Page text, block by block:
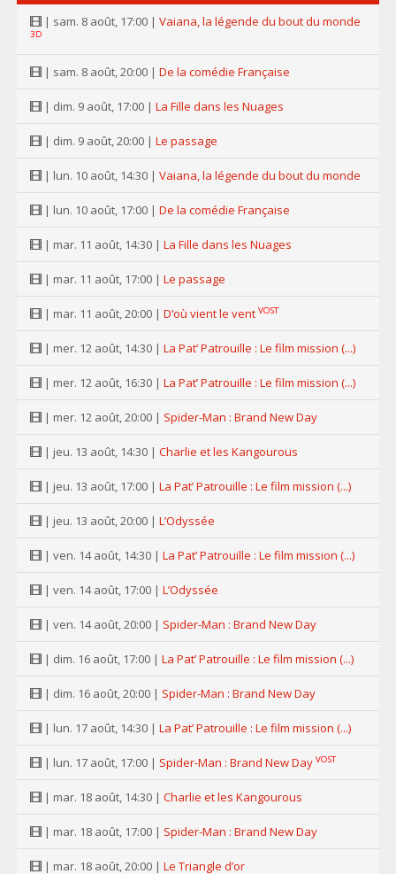
| sam. 8 août, 17:00 | Vaiana, la légende du bout du monde
3D
| sam. 8 août, 20:00 | De la comédie Française
| dim. 9 août, 17:00 | La Fille dans les Nuages
| dim. 9 août, 20:00 | Le passage
| lun. 10 août, 14:30 | Vaiana, la légende du bout du monde
| lun. 10 août, 17:00 | De la comédie Française
| mar. 11 août, 14:30 | La Fille dans les Nuages
| mar. 11 août, 17:00 | Le passage
| mar. 11 août, 20:00 | D’où vient le vent VOST
| mer. 12 août, 14:30 | La Pat’ Patrouille : Le film mission (...)
| mer. 12 août, 16:30 | La Pat’ Patrouille : Le film mission (...)
| mer. 12 août, 20:00 | Spider-Man : Brand New Day
| jeu. 13 août, 14:30 | Charlie et les Kangourous
| jeu. 13 août, 17:00 | La Pat’ Patrouille : Le film mission (...)
| jeu. 13 août, 20:00 | L’Odyssée
| ven. 14 août, 14:30 | La Pat’ Patrouille : Le film mission (...)
| ven. 14 août, 17:00 | L’Odyssée
| ven. 14 août, 20:00 | Spider-Man : Brand New Day
| dim. 16 août, 17:00 | La Pat’ Patrouille : Le film mission (...)
| dim. 16 août, 20:00 | Spider-Man : Brand New Day
| lun. 17 août, 14:30 | La Pat’ Patrouille : Le film mission (...)
| lun. 17 août, 17:00 | Spider-Man : Brand New Day VOST
| mar. 18 août, 14:30 | Charlie et les Kangourous
| mar. 18 août, 17:00 | Spider-Man : Brand New Day
| mar. 18 août, 20:00 | Le Triangle d’or